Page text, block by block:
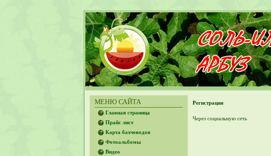
МЕНЮ САЙТА
Главная страница
Прайс лист
Карта бахчеводов
Фотоальбомы
Видео
Регистрация
Через социальную сеть